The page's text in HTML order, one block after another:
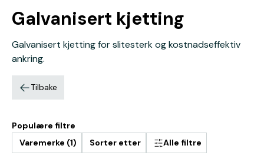
Galvanisert kjetting
Galvanisert kjetting for slitesterk og kostnadseffektiv
ankring.
Tilbake
Populære filtre
Varemerke (1)
Sorter etter Alle filtre